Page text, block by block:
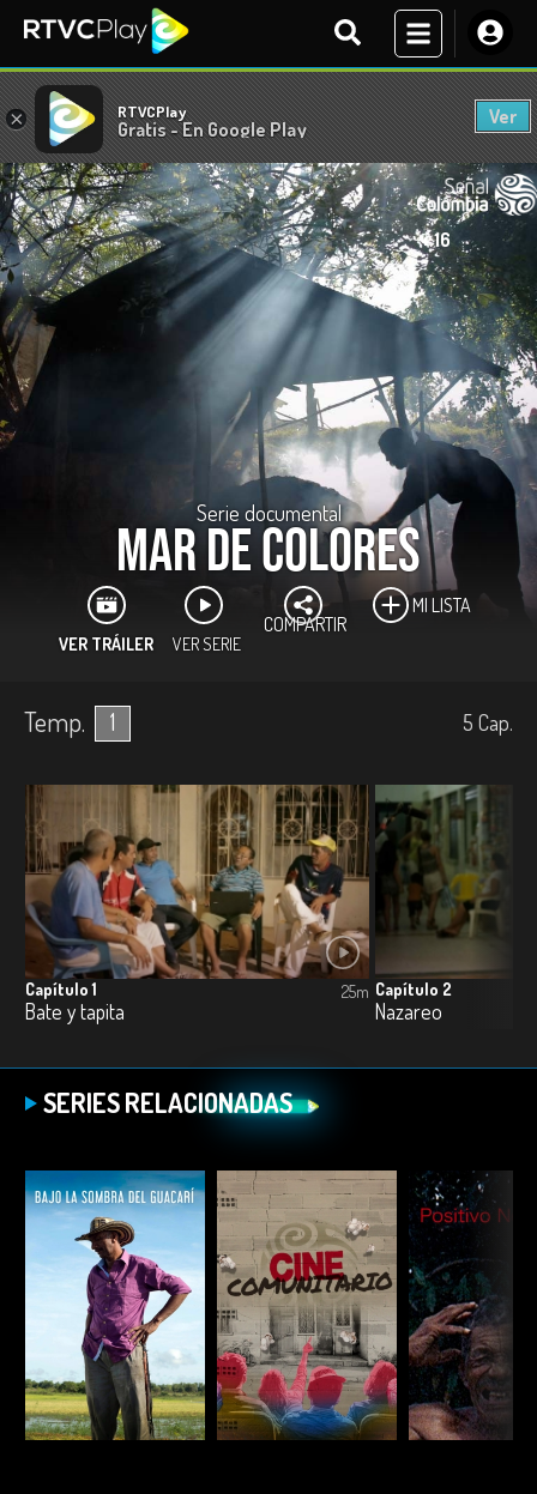
× RTVCPlay
Gratis - En Google Play
Ver
+ 16
Serie documental
Mar de colores
VER TRÁILER VER SERIE
COMPARTIR
MI LISTA
Temp. 1 5 Cap.
Capítulo 1
Bate y tapita
25m Capítulo 2
Nazareo
SERIES RELACIONADAS
ESCUCHAR ESCUCHAR